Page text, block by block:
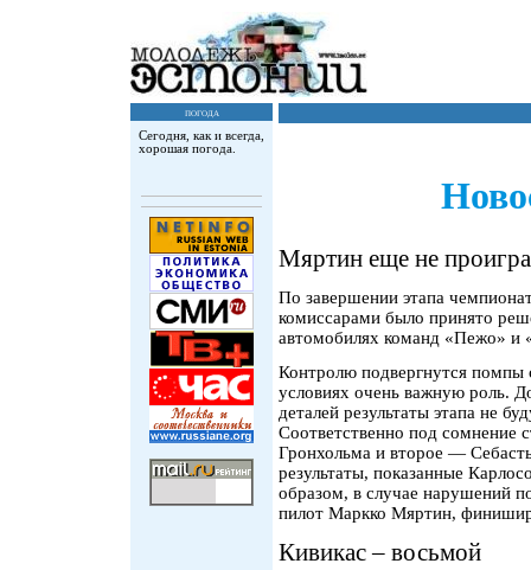
погода
Сегодня, как и всегда,
хорошая погода.
Мяртин еще не
По завершении этапа
комиссарами было принято
автомобилях команд «Пежо» и
Контролю подвергнутся
условиях очень важную роль.
деталей результаты этапа не
Соответственно под сомнение
Гронхольма и второе —
результаты, показанные
образом, в случае нарушений
пилот Маркко Мяртин,
Кивикас – восьмой